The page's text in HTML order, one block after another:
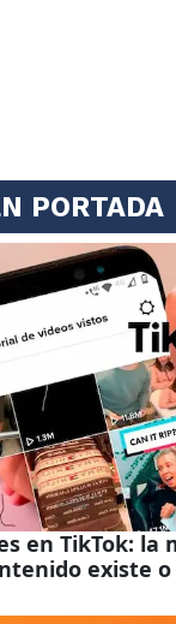
PORTADA
en TikTok: la
existe o